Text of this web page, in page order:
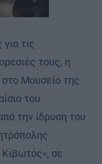
τις
τους, η
Μουσείο της
του
την ίδρυση του
σε